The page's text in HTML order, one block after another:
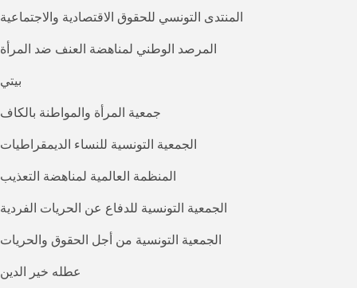
المنتدى التونسي للحقوق الاقتصادية والاجتماعية
المرصد الوطني لمناهضة العنف ضد المرأة
بيتي
جمعية المرأة والمواطنة بالكاف
الجمعية التونسية للنساء الديمقراطيات
المنظمة العالمية لمناهضة التعذيب
الجمعية التونسية للدفاع عن الحريات الفردية
الجمعية التونسية من أجل الحقوق والحريات
عطله خير الدين